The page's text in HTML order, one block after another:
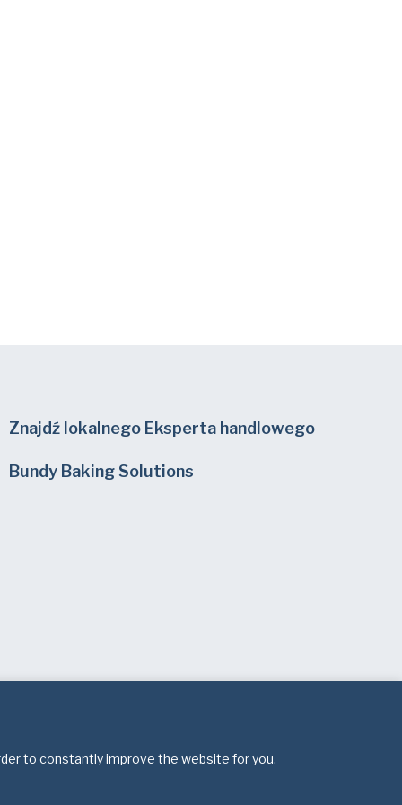
Znajdź lokalnego Eksperta handlowego
Bundy Baking Solutions
to constantly improve the website for you.